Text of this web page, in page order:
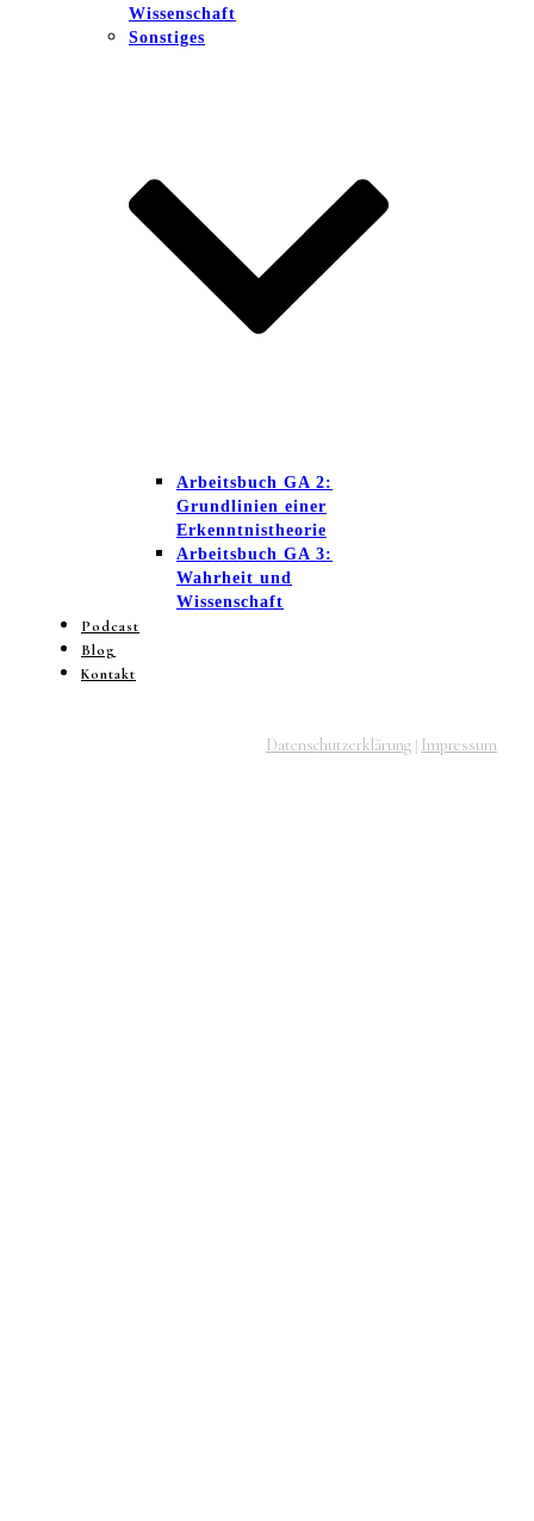
Wissenschaft
Sonstiges
Arbeitsbuch GA 2:
Grundlinien einer
Erkenntnistheorie
Arbeitsbuch GA 3:
Wahrheit und
Wissenschaft
Podcast
Blog
Kontakt
Datenschutzerklärung | Impressum